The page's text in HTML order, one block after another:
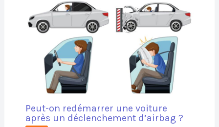
Peut-on redémarrer une voiture
après un déclenchement d’airbag ?